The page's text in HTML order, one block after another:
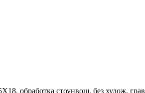
обработка стоунвош, без худож.